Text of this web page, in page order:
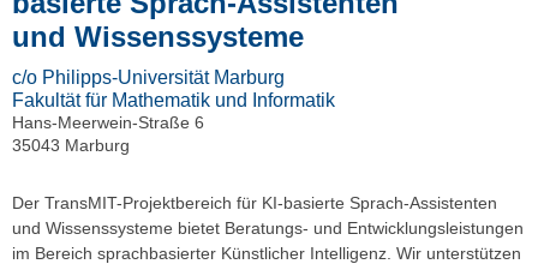
und Wissenssysteme
c/o Philipps-Universität Marburg
Fakultät für Mathematik und Informatik
Hans-Meerwein-Straße 6
35043 Marburg
Der TransMIT-Projektbereich für KI-basierte Sprach-Assistenten
und Wissenssysteme bietet Beratungs- und Entwicklungsleistungen
im Bereich sprachbasierter Künstlicher Intelligenz. Wir unterstützen